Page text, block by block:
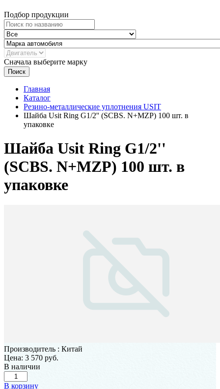
Подбор продукции
Сначала выберите марку
Поиск
Главная
Каталог
Резино-металлические уплотнения USIT
Шайба Usit Ring G1/2'' (SCBS. N+MZP) 100 шт. в
упаковке
Шайба Usit Ring G1/2''
(SCBS. N+MZP) 100 шт. в
упаковке
Производитель : Китай
Цена: 3 570 руб.
В наличии
В корзину